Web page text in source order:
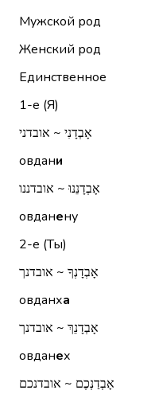
Мужской род
Женский род
Единственное
1-е (Я)
אָבְדָנִי ~ אובדני
овдани
אָבְדָנֵנוּ ~ אובדננו
овданену
2-е (Ты)
אָבְדָנְךָ ~ אובדנך
овданха
אָבְדָנֵךְ ~ אובדנך
овданех
אָבְדַנְכֶם ~ אובדנכם